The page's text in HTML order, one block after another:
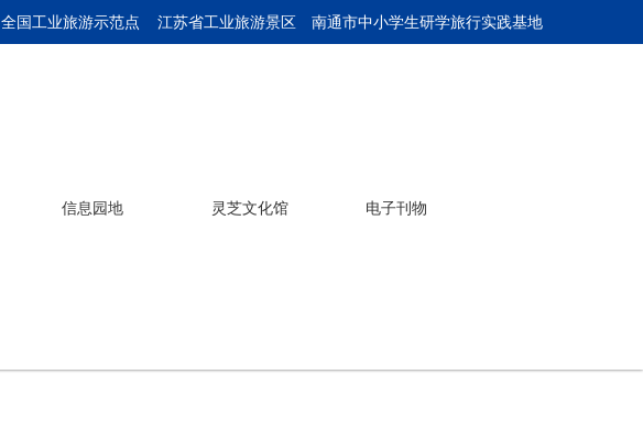
全国工业旅游示范点 江苏省工业旅游景区 南通市中小学生研学旅行实践基地
信息园地 灵芝文化馆 电子刊物